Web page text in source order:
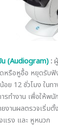
(Audiogram):
ดหรือหูอื้อ หยุดรับ
ย 12 ชั่วโมง ในท
รทำงาน เพื่อให้พ
ยงานผลตรวจเริ่
แรง และ หูหนวก